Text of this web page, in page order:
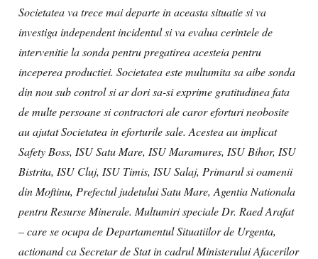
Societatea va trece mai departe in aceasta situatie si va
investiga independent incidentul si va evalua cerintele de
intervenitie la sonda pentru pregatirea acesteia pentru
inceperea productiei. Societatea este multumita sa aibe sonda
din nou sub control si ar dori sa-si exprime gratitudinea fata
de multe persoane si contractori ale caror eforturi neobosite
au ajutat Societatea in eforturile sale. Acestea au implicat
Safety Boss, ISU Satu Mare, ISU Maramures, ISU Bihor, ISU
Bistrita, ISU Cluj, ISU Timis, ISU Salaj, Primarul si oamenii
din Moftinu, Prefectul judetului Satu Mare, Agentia Nationala
pentru Resurse Minerale. Multumiri speciale Dr. Raed Arafat
– care se ocupa de Departamentul Situatiilor de Urgenta,
actionand ca Secretar de Stat in cadrul Ministerului Afacerilor